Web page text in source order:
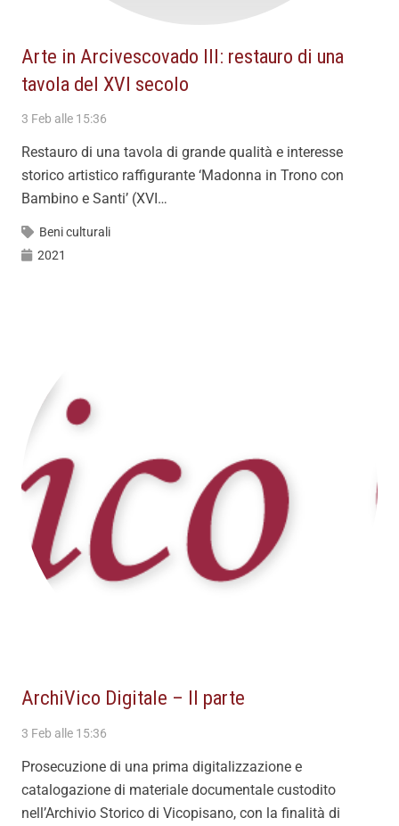
Arte in Arcivescovado III: restauro di una
tavola del XVI secolo
3 Feb alle 15:36
Restauro di una tavola di grande qualità e interesse
storico artistico raffigurante ‘Madonna in Trono con
Bambino e Santi’ (XVI…
Beni culturali
2021
ArchiVico Digitale – II parte
3 Feb alle 15:36
Prosecuzione di una prima digitalizzazione e
catalogazione di materiale documentale custodito
nell’Archivio Storico di Vicopisano, con la finalità di